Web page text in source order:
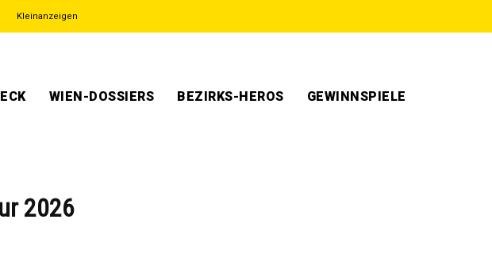
Kleinanzeigen
WIEN-DOSSIERS BEZIRKS-HEROS GEWINNSPIELE
2026